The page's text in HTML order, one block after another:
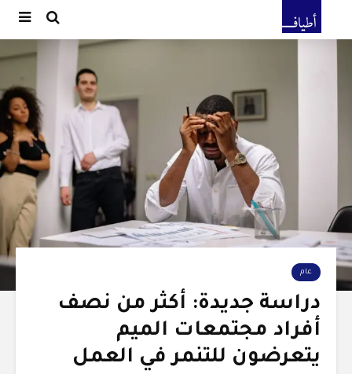
عام
دراسة جديدة: أكثر من نصف
أفراد مجتمعات الميم
يتعرضون للتنمر في العمل